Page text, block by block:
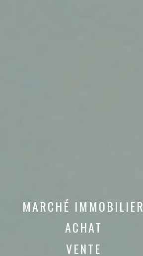
MARCHÉ IMMOBILIER
ACHAT
VENTE